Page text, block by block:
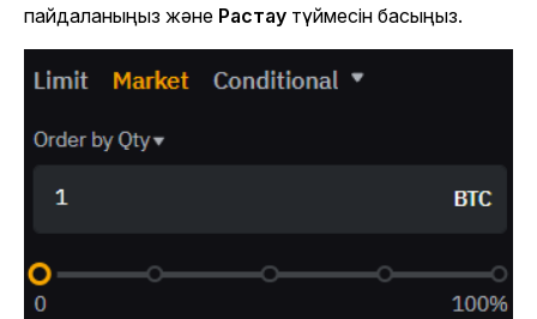
пайдаланыңыз және Растау түймесін басыңыз.